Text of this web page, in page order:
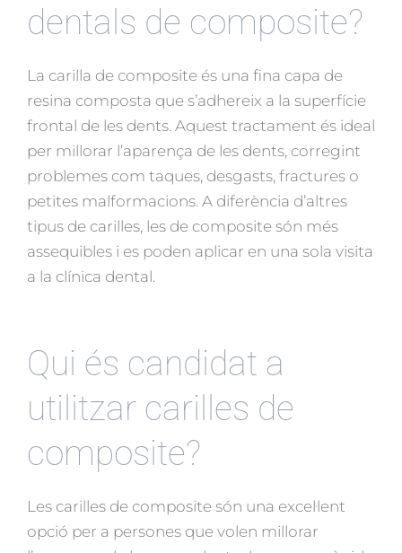
dentals de composite?
La carilla de composite és una fina capa de
resina composta que s’adhereix a la superfície
frontal de les dents. Aquest tractament és ideal
per millorar l’aparença de les dents, corregint
problemes com taques, desgasts, fractures o
petites malformacions. A diferència d’altres
tipus de carilles, les de composite són més
assequibles i es poden aplicar en una sola visita
a la clínica dental.
Qui és candidat a
utilitzar carilles de
composite?
Les carilles de composite són una excel·lent
opció per a persones que volen millorar